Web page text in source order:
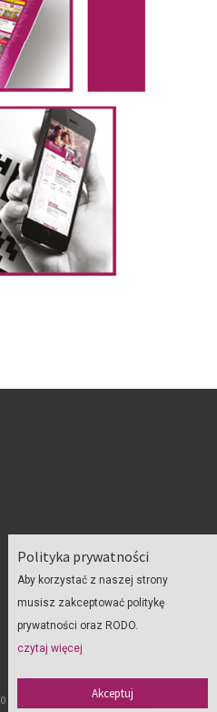
Polityka prywatności
Aby korzystać z naszej strony
musisz zakceptować politykę
prywatności oraz RODO.
czytaj więcej
Akceptuj
Geoplan - wszelkie prawa zastrzeżone